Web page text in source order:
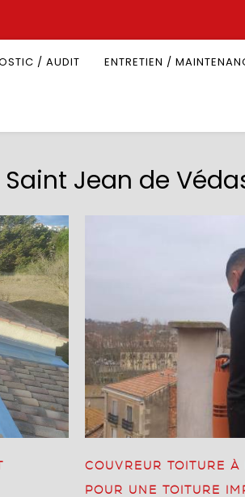
/ AUDIT ENTRETIEN /
Jean de
COUVREUR TOITURE
POUR UNE TOITURE